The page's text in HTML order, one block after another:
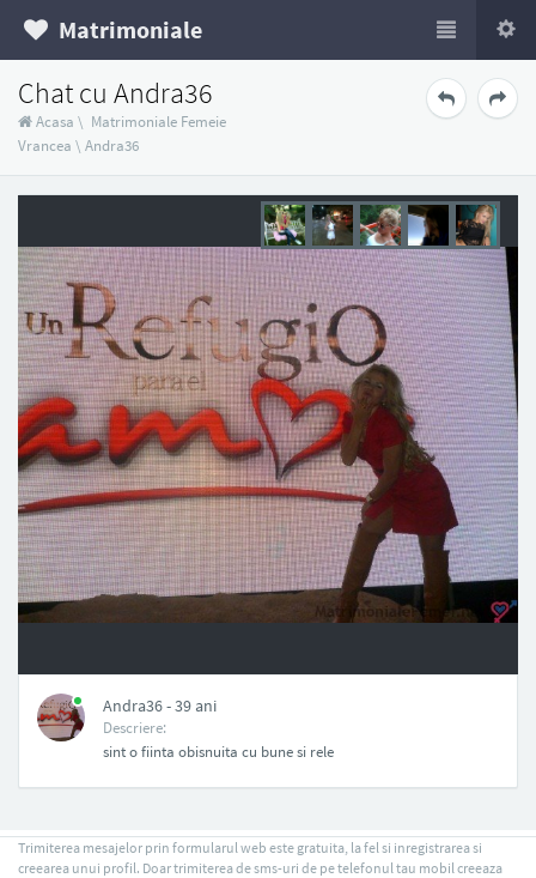
Matrimoniale
Chat cu Andra36
Acasa \ Matrimoniale Femeie
Vrancea \ Andra36
Andra36 - 39 ani
Descriere:
sint o fiinta obisnuita cu bune si rele
Trimiterea mesajelor prin formularul web este gratuita, la fel si inregistrarea si
creearea unui profil. Doar trimiterea de sms-uri de pe telefonul tau mobil creeaza